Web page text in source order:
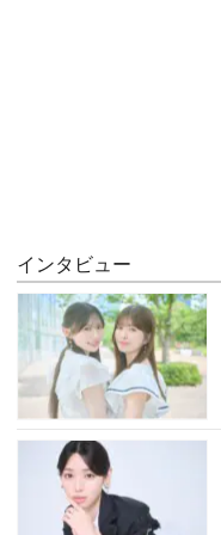
インタビュー